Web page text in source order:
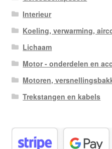
Interieur
Koeling, verwarming,
Lichaam
Motor - onderdelen en
Motoren,
Trekstangen en kabels